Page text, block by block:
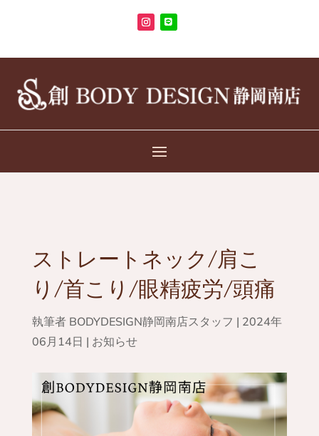
ストレートネック/肩こ
り/首こり/眼精疲労/頭痛
執筆者 BODYDESIGN静岡南店スタッフ | 2024年
06月14日 | お知らせ